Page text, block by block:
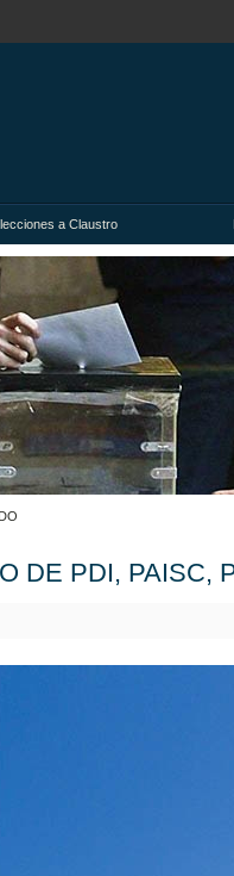
a Claustro
DE PDI, PAISC,